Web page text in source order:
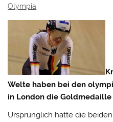
Olympia
Welte haben bei den
in London die
Ursprünglich hatte die